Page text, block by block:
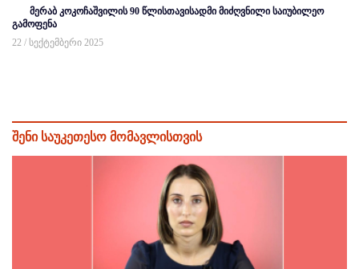
მერაბ კოკოჩაშვილის 90 წლისთავისადმი მიძღვნილი საიუბილეო
გამოფენა
22 / სექტემბერი 2025
შენი საუკეთესო მომავლისთვის